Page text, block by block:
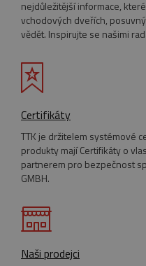
nejdůležitější informace,
vchodových dveřích,
vědět. Inspirujte se našimi
Certifikáty
TTK je držitelem systémové
produkty mají Certifikáty o
partnerem pro bezpečnost
GMBH.
Naši prodejci
Nezbytně nutné
základní funkce
CookieScriptConsent